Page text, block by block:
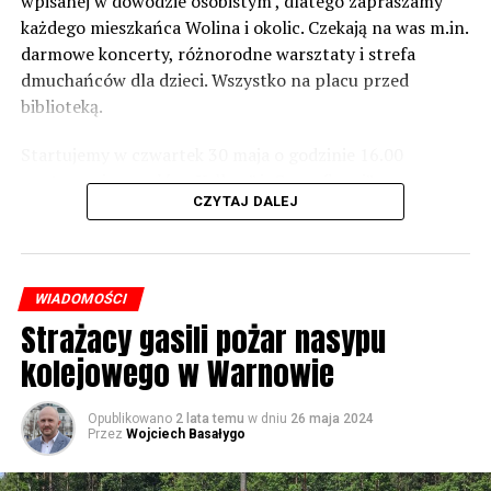
zrobić. Tam są odpowiednie normy – 61 i 56 decybeli –
zaznacza.
Foto: Wojciech Basałygo
każdego mieszkańca Wolina i okolic. Czekają na was m.in.
darmowe koncerty, różnorodne warsztaty i strefa
dmuchańców dla dzieci. Wszystko na placu przed
biblioteką.
występami zespołów „Yellow” i „Specyficzni”.
CZYTAJ DALEJ
WIADOMOŚCI
Strażacy gasili pożar nasypu
kolejowego w Warnowie
Opublikowano 2 lata temu w dniu 26 maja 2024
Przez Wojciech Basałygo